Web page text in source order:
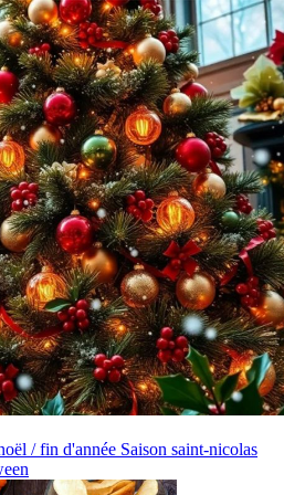
/ fin d'année Saison saint-nicolas